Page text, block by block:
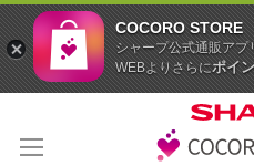
テ
COCORO STORE
シャープ公式通販アプ
WEBよりさらにポイ